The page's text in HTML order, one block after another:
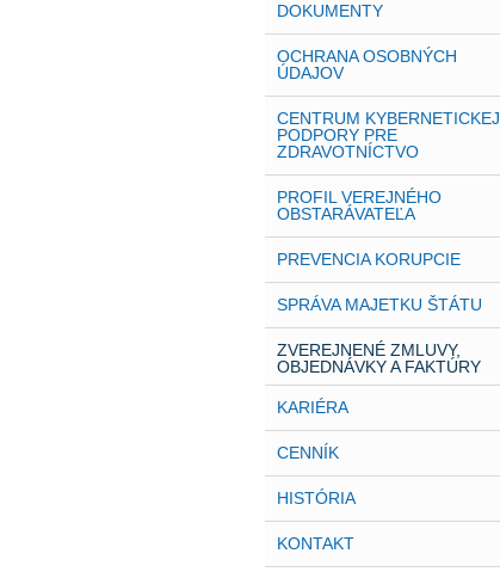
DOKUMENTY
OCHRANA OSOBNÝCH
ÚDAJOV
CENTRUM KYBERNETICKEJ
PODPORY PRE
ZDRAVOTNÍCTVO
PROFIL VEREJNÉHO
OBSTARÁVATEĽA
PREVENCIA KORUPCIE
SPRÁVA MAJETKU ŠTÁTU
ZVEREJNENÉ ZMLUVY,
OBJEDNÁVKY A FAKTÚRY
KARIÉRA
CENNÍK
HISTÓRIA
KONTAKT